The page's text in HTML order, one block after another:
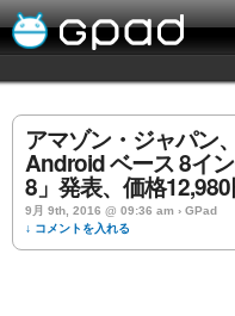
アマゾン・ジャパン
Android ベース 8イ
8」発表、価格12,980
9月 9th, 2016 @ 09:36 am › GPad
↓ コメントを入れる